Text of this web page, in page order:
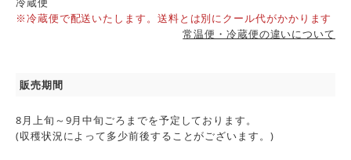
※冷蔵便で配送いたします。送料とは別にクール代がかかります
常温便・冷蔵便の違いについて
販売期間
8月上旬～9月中旬ごろまでを予定しております。
(収穫状況によって多少前後することがございます。)